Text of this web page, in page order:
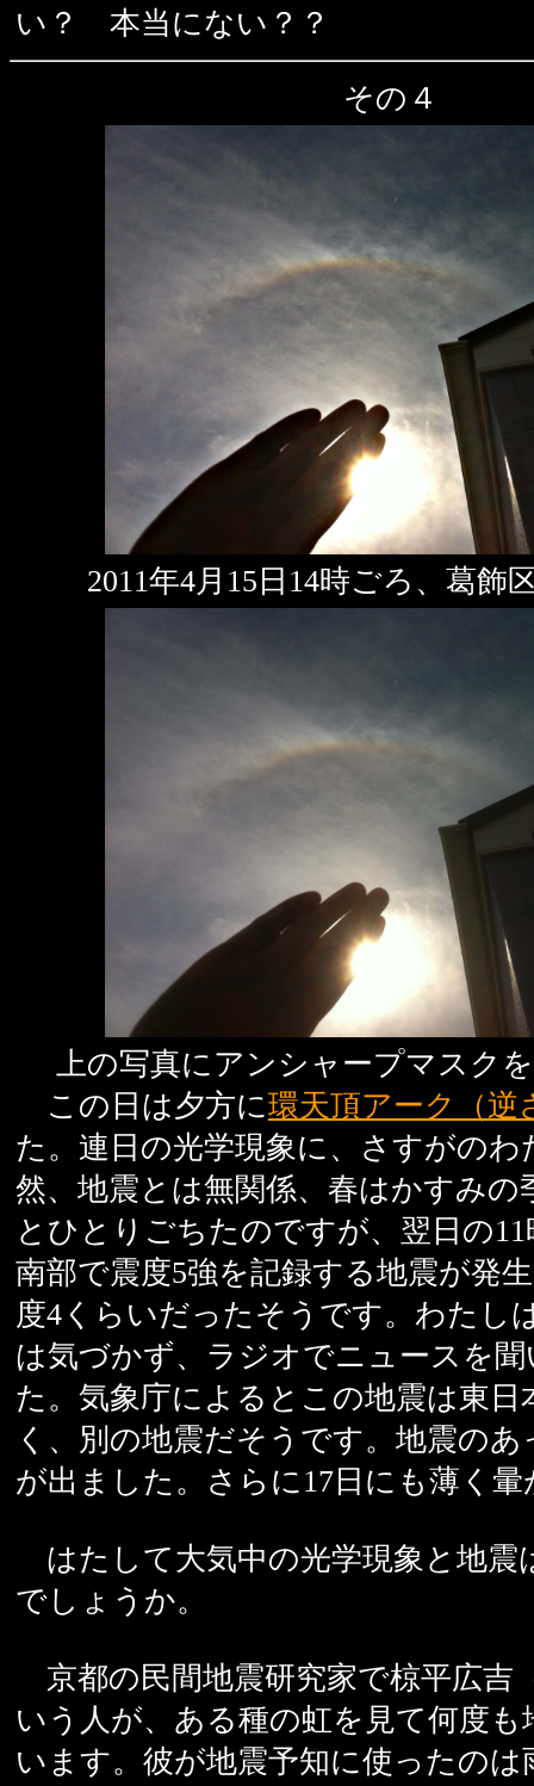
い？ 本当にない？？
その４
2011年4月15日14時ごろ、葛飾
上の写真にアンシャープマスク
この日は夕方に環天頂アーク（逆
た。連日の光学現象に、さすがのわ
然、地震とは無関係、春はかすみの
とひとりごちたのですが、翌日の
南部で震度5強を記録する地震が発
度4くらいだったそうです。わたし
は気づかず、ラジオでニュースを
た。気象庁によるとこの地震は東日
く、別の地震だそうです。地震のあ
が出ました。さらに17日にも薄く
はたして大気中の光学現象と地震
でしょうか。
京都の民間地震研究家で椋平広吉
いう人が、ある種の虹を見て何度も
います。彼が地震予知に使ったの